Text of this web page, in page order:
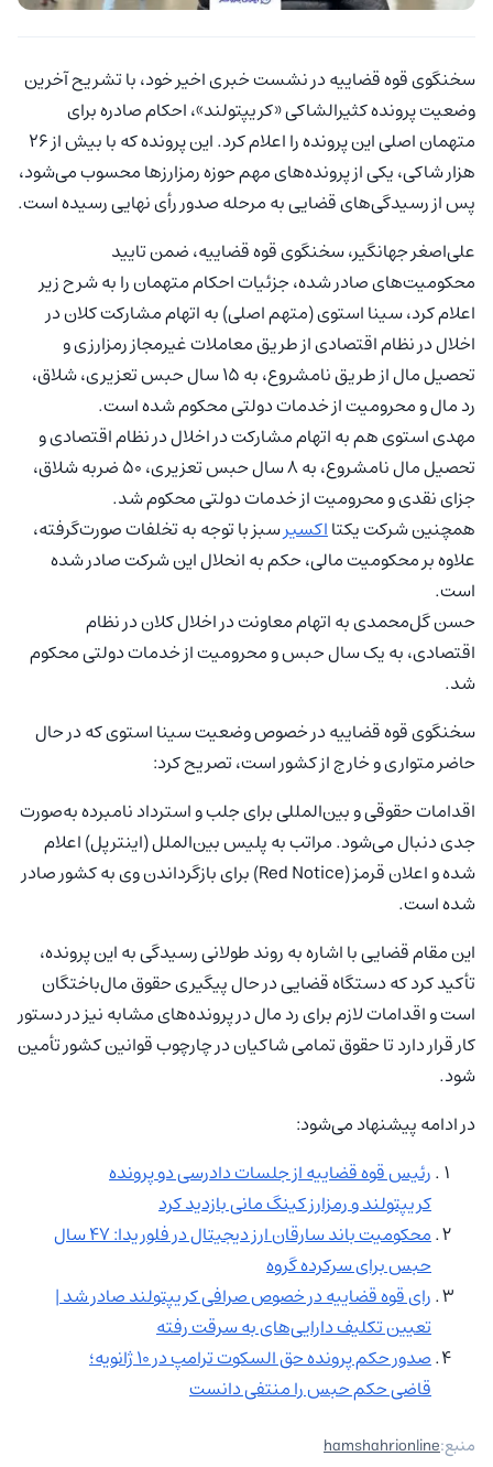
سخنگوی قوه قضاییه در نشست خبری اخیر خود، با تشریح آخرین
وضعیت پرونده کثیرالشاکی «کریپتولند»، احکام صادره برای
متهمان اصلی این پرونده را اعلام کرد. این پرونده که با بیش از ۲۶
هزار شاکی، یکی از پرونده‌های مهم حوزه رمزارزها محسوب می‌شود،
پس از رسیدگی‌های قضایی به مرحله صدور رأی نهایی رسیده است.
علی‌اصغر جهانگیر، سخنگوی قوه قضاییه، ضمن تایید
محکومیت‌های صادر شده، جزئیات احکام متهمان را به شرح زیر
اعلام کرد، سینا استوی (متهم اصلی) به اتهام مشارکت کلان در
اخلال در نظام اقتصادی از طریق معاملات غیرمجاز رمزارزی و
تحصیل مال از طریق نامشروع، به ۱۵ سال حبس تعزیری، شلاق،
رد مال و محرومیت از خدمات دولتی محکوم شده است.
مهدی استوی هم به اتهام مشارکت در اخلال در نظام اقتصادی و
تحصیل مال نامشروع، به ۸ سال حبس تعزیری، ۵۰ ضربه شلاق،
جزای نقدی و محرومیت از خدمات دولتی محکوم شد.
همچنین شرکت یکتااکسیرسبز با توجه به تخلفات صورت‌گرفته،
علاوه بر محکومیت مالی، حکم به انحلال این شرکت صادر شده
است.
حسن گل‌محمدی به اتهام معاونت در اخلال کلان در نظام
اقتصادی، به یک سال حبس و محرومیت از خدمات دولتی محکوم
شد.
سخنگوی قوه قضاییه در خصوص وضعیت سینا استوی که در حال
حاضر متواری و خارج از کشور است، تصریح کرد:
اقدامات حقوقی و بین‌المللی برای جلب و استرداد نامبرده به‌صورت
جدی دنبال می‌شود. مراتب به پلیس بین‌الملل (اینترپل) اعلام
شده و اعلان قرمز (Red Notice) برای بازگرداندن وی به کشور صادر
شده است.
این مقام قضایی با اشاره به روند طولانی رسیدگی به این پرونده،
تأکید کرد که دستگاه قضایی در حال پیگیری حقوق مال‌باختگان
است و اقدامات لازم برای رد مال در پرونده‌های مشابه نیز در دستور
کار قرار دارد تا حقوق تمامی شاکیان در چارچوب قوانین کشور تأمین
شود.
در ادامه پیشنهاد می‌شود:
رئیس قوه قضاییه از جلسات دادرسی دو پرونده
کریپتولند و رمزارز کینگ‌ مانی بازدید کرد
محکومیت باند سارقان ارز دیجیتال در فلوریدا: 47 سال
حبس برای سرکرده گروه
رای قوه قضاییه در خصوص صرافی کریپتولند صادر شد |
تعیین تکلیف دارایی‌های به سرقت رفته
صدور حکم پرونده حق السکوت ترامپ در ۱۰ ژانویه؛
قاضی حکم حبس را منتفی دانست
منبع:hamshahrionline